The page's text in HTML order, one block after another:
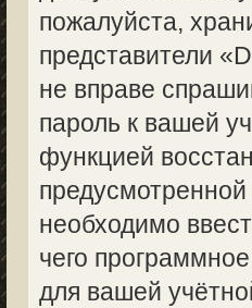
пожалуйста,
представители
не вправе
пароль к вашей
функцией
необходимо
чего
для вашей